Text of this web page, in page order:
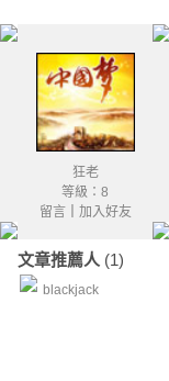
狂老
等級：8
留言｜ 加入好友
文章推薦人 (1)
blackjack